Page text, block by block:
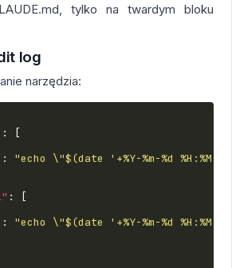
tylko na twardym bloku
log
narzędzia:
:
[
:
"echo \"$(date '+%Y-%m-%d
:
[
:
"echo \"$(date '+%Y-%m-%d